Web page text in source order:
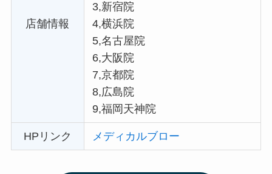
店舗情報
3,新宿院
4,横浜院
5,名古屋院
6,大阪院
7,京都院
8,広島院
9,福岡天神院
HPリンク メディカルブロー